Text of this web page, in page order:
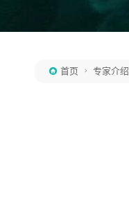
 首页  专家介绍